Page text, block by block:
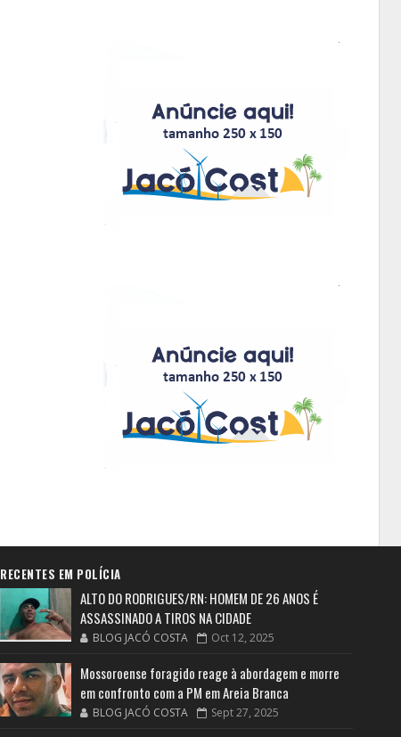
RECENTES EM POLÍCIA
ALTO DO RODRIGUES/RN: HOMEM DE 26 ANOS É
ASSASSINADO A TIROS NA CIDADE
BLOG JACÓ COSTA Oct 12, 2025
Mossoroense foragido reage à abordagem e morre
em confronto com a PM em Areia Branca
BLOG JACÓ COSTA Sept 27, 2025